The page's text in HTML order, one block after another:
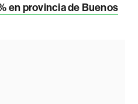
en provincia de Buenos